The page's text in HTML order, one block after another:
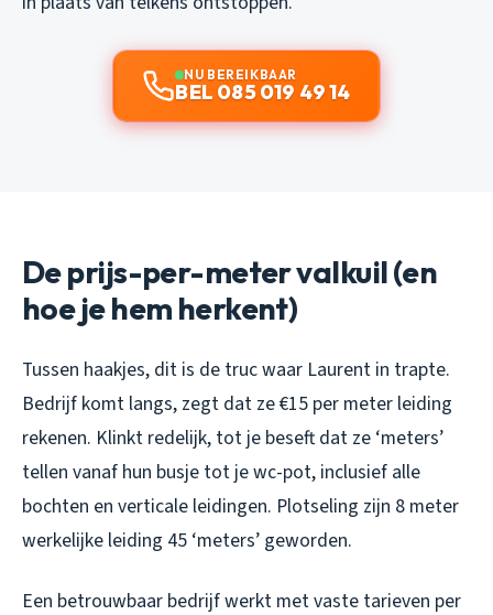
NU BEREIKBAAR
BEL 085 019 49 14
De prijs-per-meter valkuil (en
hoe je hem herkent)
Tussen haakjes, dit is de truc waar Laurent in trapte.
Bedrijf komt langs, zegt dat ze €15 per meter leiding
rekenen. Klinkt redelijk, tot je beseft dat ze ‘meters’
tellen vanaf hun busje tot je wc-pot, inclusief alle
bochten en verticale leidingen. Plotseling zijn 8 meter
werkelijke leiding 45 ‘meters’ geworden.
Een betrouwbaar bedrijf werkt met vaste tarieven per